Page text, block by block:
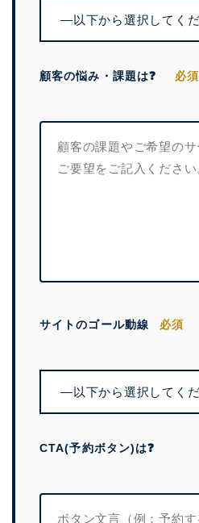
顧客の悩み・課題は❓ 必須
サイトのゴール動線 必須
CTA(予約ボタン)は❓